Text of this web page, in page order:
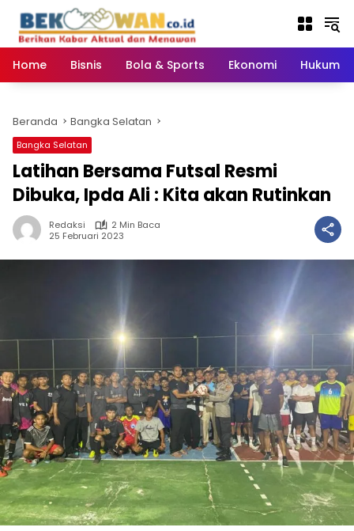
konten
Home
Bisnis Bola & Sports Ekonomi Hukum
Beranda Bangka Selatan
Bangka Selatan
Latihan Bersama Futsal Resmi
Dibuka, Ipda Ali : Kita akan Rutinkan
Redaksi
2 Min Baca
25 Februari 2023